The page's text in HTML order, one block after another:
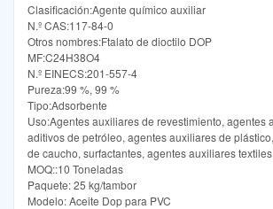
Clasificación:Agente químico auxiliar
N.º CAS:117-84-0
Otros nombres:Ftalato de dioctilo DOP
MF:C24H38O4
N.º EINECS:201-557-4
Pureza:99 %, 99 %
Tipo:Adsorbente
Uso:Agentes auxiliares de revestimiento, agentes
aditivos de petróleo, agentes auxiliares de
de caucho, surfactantes, agentes auxiliares textiles
MOQ::10 Toneladas
Paquete: 25 kg/tambor
Modelo: Aceite Dop para PVC